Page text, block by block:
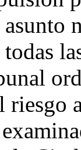
riesgo